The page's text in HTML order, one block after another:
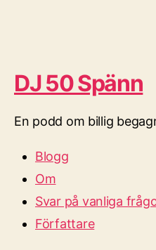
DJ 50 Spänn
En podd om billig
Blogg
Om
Svar på vanliga
Författare